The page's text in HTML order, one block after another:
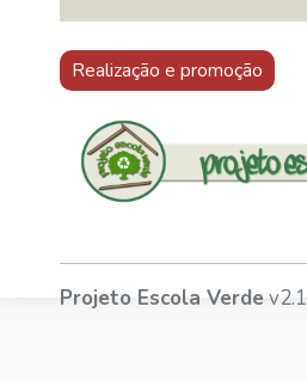
Realização e promoção
Projeto Escola Verde